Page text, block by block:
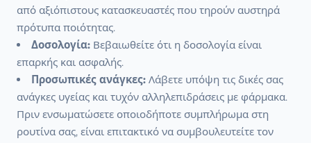
από αξιόπιστους κατασκευαστές που τηρούν αυστηρά
πρότυπα ποιότητας.
Δοσολογία: Βεβαιωθείτε ότι η δοσολογία είναι
επαρκής και ασφαλής.
Προσωπικές ανάγκες: Λάβετε υπόψη τις δικές σας
ανάγκες υγείας και τυχόν αλληλεπιδράσεις με φάρμακα.
Πριν ενσωματώσετε οποιοδήποτε συμπλήρωμα στη
ρουτίνα σας, είναι επιτακτικό να συμβουλευτείτε τον